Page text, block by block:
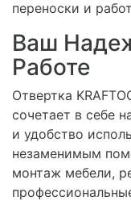
переноски и
Ваш
Работе
Отвертка
сочетает в себе
и удобство
незаменимым
монтаж мебели,